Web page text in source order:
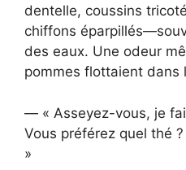
dentelle, coussins
chiffons
des eaux. Une odeur
pommes flottaient dans
— « Asseyez-vous, je
Vous préférez quel thé
»